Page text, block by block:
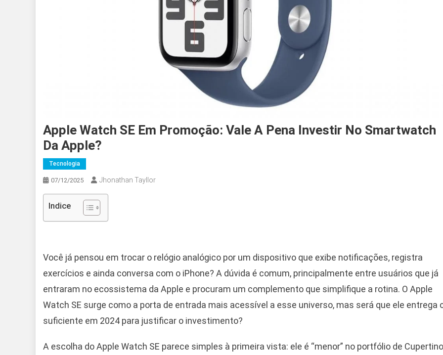
Apple Watch SE Em Promoção: Vale A Pena Investir No Smartwatch
Da Apple?
Tecnologia
07/12/2025 Jhonathan Tayllor
Indice
Você já pensou em trocar o relógio analógico por um dispositivo que exibe notificações, registra
exercícios e ainda conversa com o iPhone? A dúvida é comum, principalmente entre usuários que já
entraram no ecossistema da Apple e procuram um complemento que simplifique a rotina. O Apple
Watch SE surge como a porta de entrada mais acessível a esse universo, mas será que ele entrega
suficiente em 2024 para justificar o investimento?
A escolha do Apple Watch SE parece simples à primeira vista: ele é “menor” no portfólio de Cupertino